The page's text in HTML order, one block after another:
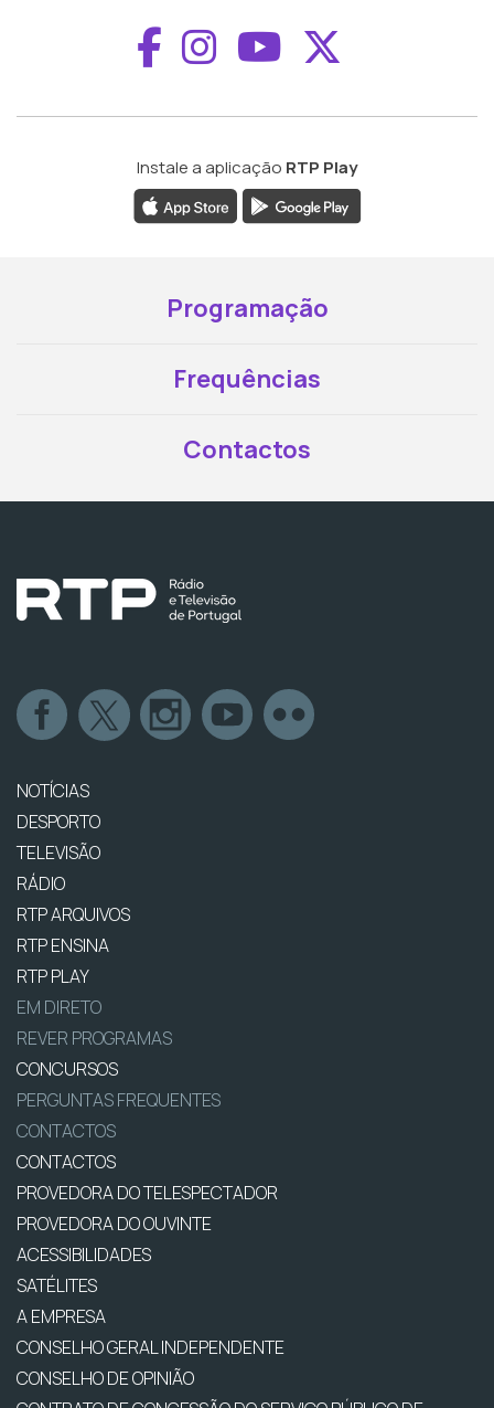
Aceder ao
Aceder ao
Aceder ao
Instale a aplicação RTP Play
Programação
Frequências
Contactos
NOTÍCIAS
DESPORTO
TELEVISÃO
RÁDIO
RTP ARQUIVOS
RTP ENSINA
RTP PLAY
EM DIRETO
REVER PROGRAMAS
CONCURSOS
PERGUNTAS FREQUENTES
CONTACTOS
CONTACTOS
PROVEDORA DO TELESPECTADOR
PROVEDORA DO OUVINTE
ACESSIBILIDADES
SATÉLITES
A EMPRESA
CONSELHO GERAL INDEPENDENTE
CONSELHO DE OPINIÃO